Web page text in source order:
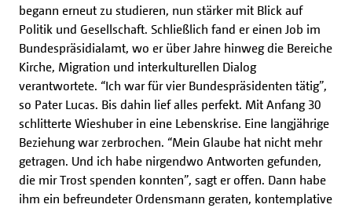
begann erneut zu studieren, nun stärker mit Blick auf
Politik und Gesellschaft. Schließlich fand er einen Job im
Bundespräsidialamt, wo er über Jahre hinweg die Bereiche
Kirche, Migration und interkulturellen Dialog
verantwortete. “Ich war für vier Bundespräsidenten tätig”,
so Pater Lucas. Bis dahin lief alles perfekt. Mit Anfang 30
schlitterte Wieshuber in eine Lebenskrise. Eine langjährige
Beziehung war zerbrochen. “Mein Glaube hat nicht mehr
getragen. Und ich habe nirgendwo Antworten gefunden,
die mir Trost spenden konnten”, sagt er offen. Dann habe
ihm ein befreundeter Ordensmann geraten, kontemplative